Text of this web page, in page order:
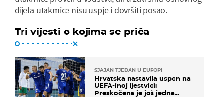
dijela utakmice nisu uspjeli dovršiti posao.
Tri vijesti o kojima se priča
SJAJAN TJEDAN U EUROPI
Hrvatska nastavila uspon na
UEFA-inoj ljestvici:
Preskočena je još jedna